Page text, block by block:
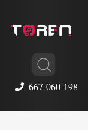
667-060-198